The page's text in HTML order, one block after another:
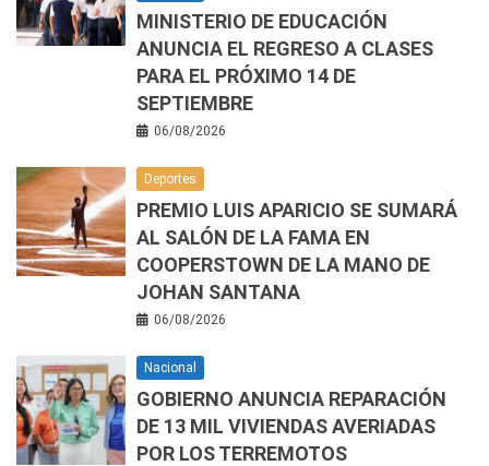
MINISTERIO DE EDUCACIÓN
ANUNCIA EL REGRESO A CLASES
PARA EL PRÓXIMO 14 DE
SEPTIEMBRE
06/08/2026
Deportes
PREMIO LUIS APARICIO SE SUMARÁ
AL SALÓN DE LA FAMA EN
COOPERSTOWN DE LA MANO DE
JOHAN SANTANA
06/08/2026
Nacional
GOBIERNO ANUNCIA REPARACIÓN
DE 13 MIL VIVIENDAS AVERIADAS
POR LOS TERREMOTOS